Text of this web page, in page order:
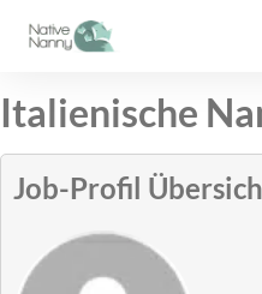
Inhalt
Italienische
Job-Profil